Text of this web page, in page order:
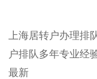
上海居转户办理排
户排队多年专业经
最新